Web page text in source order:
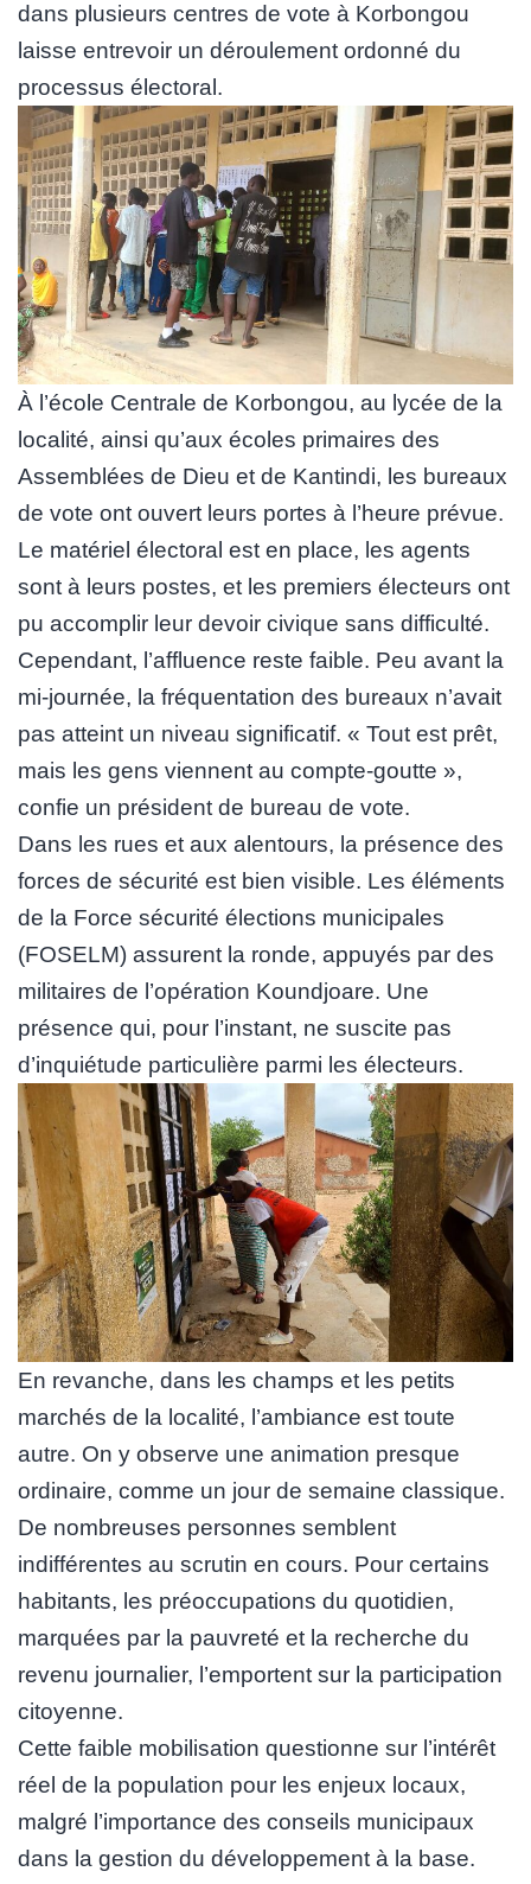
dans plusieurs centres de vote à Korbongou
laisse entrevoir un déroulement ordonné du
processus électoral.
À l’école Centrale de Korbongou, au lycée de la
localité, ainsi qu’aux écoles primaires des
Assemblées de Dieu et de Kantindi, les bureaux
de vote ont ouvert leurs portes à l’heure prévue.
Le matériel électoral est en place, les agents
sont à leurs postes, et les premiers électeurs ont
pu accomplir leur devoir civique sans difficulté.
Cependant, l’affluence reste faible. Peu avant la
mi-journée, la fréquentation des bureaux n’avait
pas atteint un niveau significatif. « Tout est prêt,
mais les gens viennent au compte-goutte »,
confie un président de bureau de vote.
Dans les rues et aux alentours, la présence des
forces de sécurité est bien visible. Les éléments
de la Force sécurité élections municipales
(FOSELM) assurent la ronde, appuyés par des
militaires de l’opération Koundjoare. Une
présence qui, pour l’instant, ne suscite pas
d’inquiétude particulière parmi les électeurs.
En revanche, dans les champs et les petits
marchés de la localité, l’ambiance est toute
autre. On y observe une animation presque
ordinaire, comme un jour de semaine classique.
De nombreuses personnes semblent
indifférentes au scrutin en cours. Pour certains
habitants, les préoccupations du quotidien,
marquées par la pauvreté et la recherche du
revenu journalier, l’emportent sur la participation
citoyenne.
Cette faible mobilisation questionne sur l’intérêt
réel de la population pour les enjeux locaux,
malgré l’importance des conseils municipaux
dans la gestion du développement à la base.